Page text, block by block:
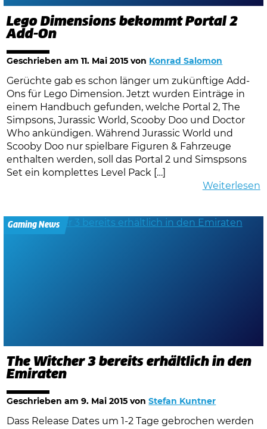
Lego Dimensions bekommt Portal 2
Add-On
Geschrieben am11. Mai 2015 von Konrad Salomon
Gerüchte gab es schon länger um zukünftige Add-
Ons für Lego Dimension. Jetzt wurden Einträge in
einem Handbuch gefunden, welche Portal 2, The
Simpsons, Jurassic World, Scooby Doo und Doctor
Who ankündigen. Während Jurassic World und
Scooby Doo nur spielbare Figuren & Fahrzeuge
enthalten werden, soll das Portal 2 und Simspsons
Set ein komplettes Level Pack […]
Weiterlesen
Gaming News
The Witcher 3 bereits erhältlich in den
Emiraten
Geschrieben am9. Mai 2015 vonStefan Kuntner
Dass Release Dates um 1-2 Tage gebrochen werden